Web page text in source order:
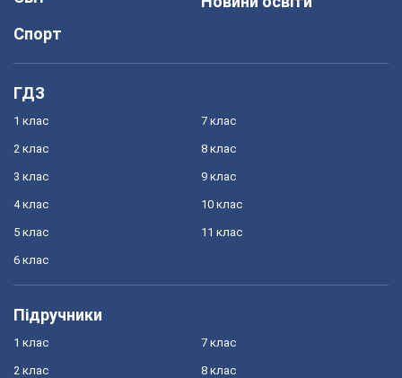
Спорт
ГДЗ
1 клас
2 клас
3 клас
4 клас
5 клас
6 клас
7 клас
8 клас
9 клас
10 клас
11 клас
Підручники
1 клас
2 клас
7 клас
8 клас